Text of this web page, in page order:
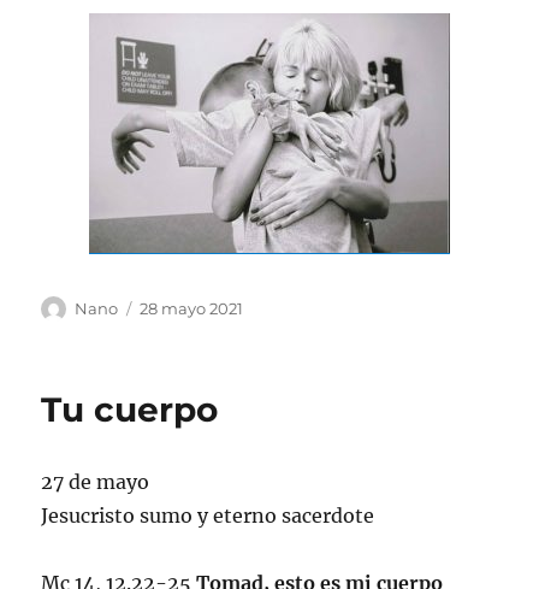
Autor
Nano
Publicado
28 mayo 2021
Tu cuerpo
27 de mayo
Jesucristo sumo y eterno sacerdote
Mc 14, 12.22-25Tomad, esto es mi cuerpo